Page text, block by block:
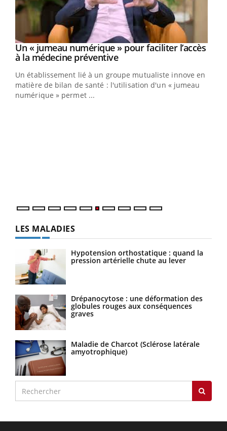
Youtube
Un « jumeau numérique » pour faciliter l’accès
à la médecine préventiveYoutube
Un établissement lié à un groupe mutualiste innove en
matière de bilan de santé : l'utilisation d'un « jumeau
numérique » permet ...
LES MALADIES
Hypotension orthostatique : quand la
pression artérielle chute au lever
Drépanocytose : une déformation des
globules rouges aux conséquences
graves
Maladie de Charcot (Sclérose latérale
amyotrophique)